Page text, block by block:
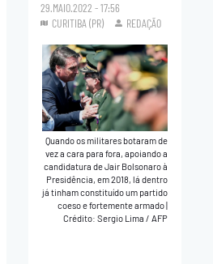
29.MAIO.2022 - 17:56
CURITIBA (PR)
REDAÇÃO
Quando os militares botaram de
vez a cara para fora, apoiando a
candidatura de Jair Bolsonaro à
Presidência, em 2018, lá dentro
já tinham constituído um partido
coeso e fortemente armado
Crédito: Sergio Lima / AFP